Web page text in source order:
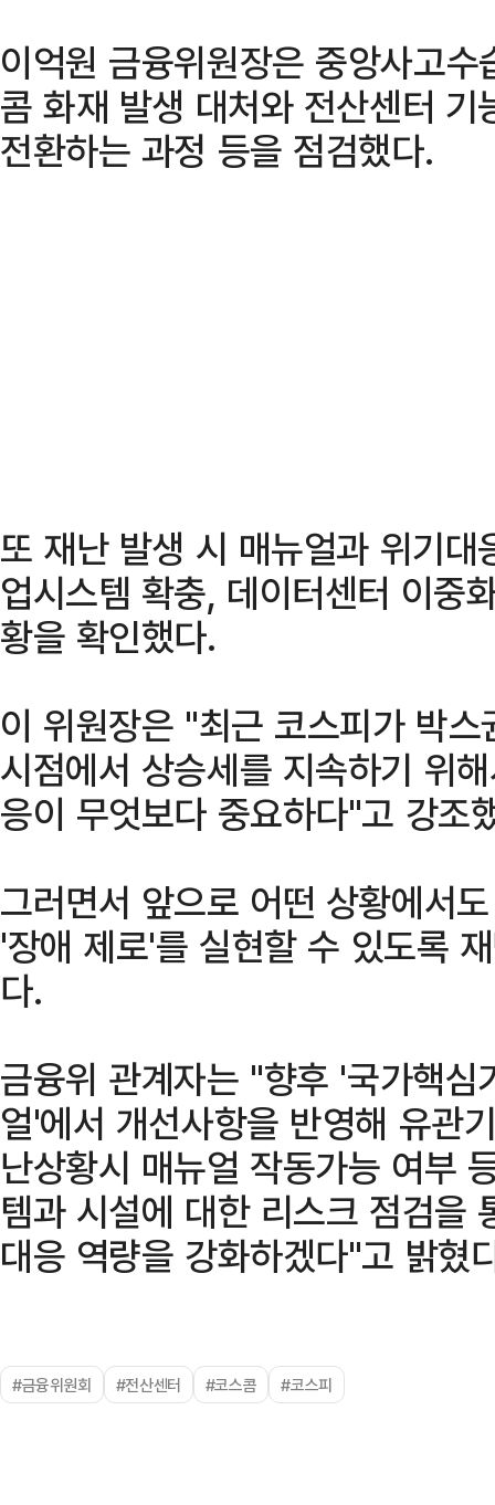
이억원 금융위원장은 중앙사고
콤 화재 발생 대처와 전산센터
전환하는 과정 등을 점검했다.
또 재난 발생 시 매뉴얼과 위기
업시스템 확충, 데이터센터 이중
황을 확인했다.
이 위원장은 "최근 코스피가 박
시점에서 상승세를 지속하기 위
응이 무엇보다 중요하다"고 강조
그러면서 앞으로 어떤 상황에서
'장애 제로'를 실현할 수 있도록
다.
금융위 관계자는 "향후 '국가핵
얼'에서 개선사항을 반영해 유관
난상황시 매뉴얼 작동가능 여부
템과 시설에 대한 리스크 점검을
대응 역량을 강화하겠다"고 밝혔
#금융위원회 #전산센터 #코스콤 #코스피